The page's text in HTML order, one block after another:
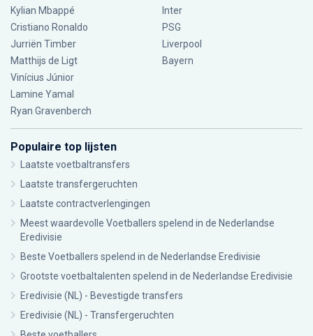
Kylian Mbappé
Cristiano Ronaldo
Jurriën Timber
Matthijs de Ligt
Vinícius Júnior
Lamine Yamal
Ryan Gravenberch
Inter
PSG
Liverpool
Bayern
Populaire top lijsten
Laatste voetbaltransfers
Laatste transfergeruchten
Laatste contractverlengingen
Meest waardevolle Voetballers spelend in de Nederlandse
Eredivisie
Beste Voetballers spelend in de Nederlandse Eredivisie
Grootste voetbaltalenten spelend in de Nederlandse Eredivisie
Eredivisie (NL) - Bevestigde transfers
Eredivisie (NL) - Transfergeruchten